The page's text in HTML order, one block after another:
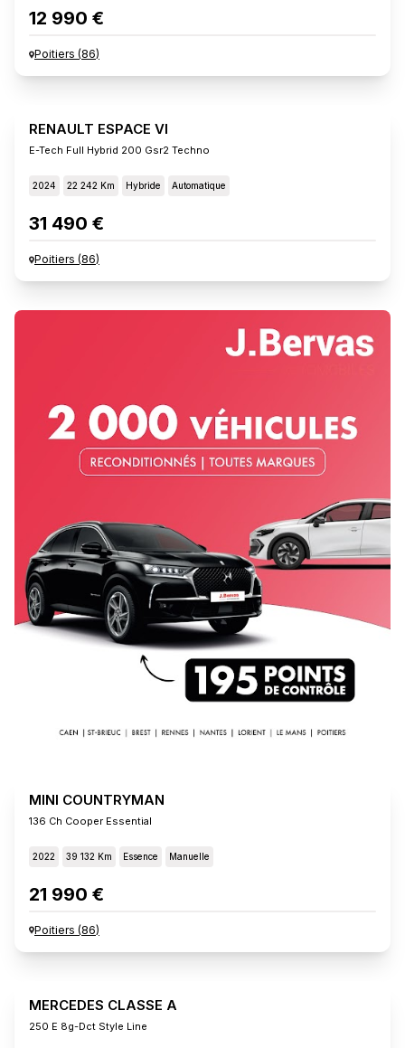
12 990 €
Poitiers (86)
RENAULT ESPACE VI
E-Tech Full Hybrid 200 Gsr2 Techno
2024 22 242 Km Hybride Automatique
31 490 €
Poitiers (86)
MINI COUNTRYMAN
136 Ch Cooper Essential
2022 39 132 Km Essence Manuelle
21 990 €
Poitiers (86)
MERCEDES CLASSE A
250 E 8g-Dct Style Line